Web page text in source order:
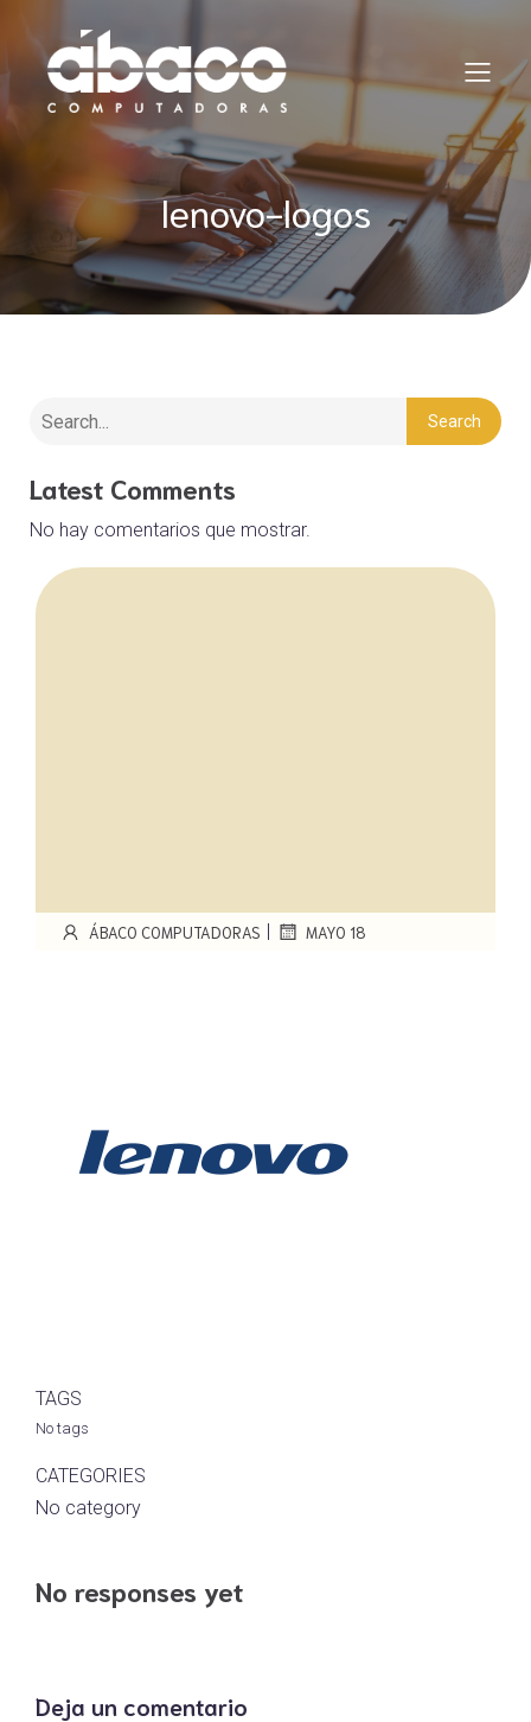
lenovo-logos
Search
Latest Comments
No hay comentarios que mostrar.
ÁBACO COMPUTADORAS | MAYO 18
TAGS
No tags
CATEGORIES
No category
No responses yet
Deja un comentario